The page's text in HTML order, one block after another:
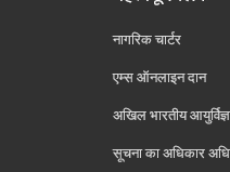
नागरिक चार्टर
एम्स ऑनलाइन दान
अखिल भारतीय
सूचना का अधिकार